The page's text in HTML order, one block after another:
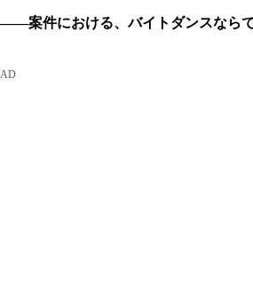
――案件における、バイトダンスなら